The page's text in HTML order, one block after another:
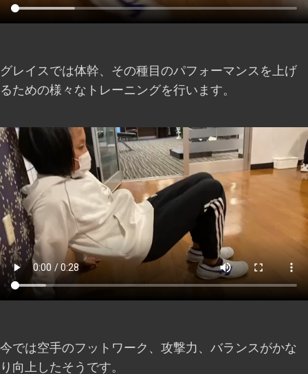
グレイスでは体幹、その種目のパフォーマンスを上げ
るための様々なトレーニングを行います。
今では空手のフットワーク、攻撃力、バランスがかな
り向上したそうです。